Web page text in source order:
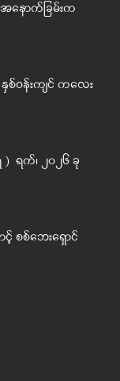
ောက်ခြမ်းက
စ်ဝန်းကျင် ကလေး
ရက်၊ ၂၀၂၆ ခု
စစ်ဘေးရှောင်